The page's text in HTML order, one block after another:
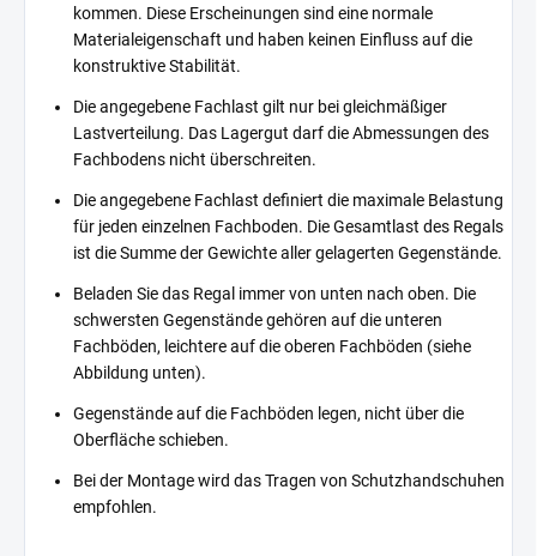
kommen. Diese Erscheinungen sind eine normale
Materialeigenschaft und haben keinen Einfluss auf die
konstruktive Stabilität.
Die angegebene Fachlast gilt nur bei gleichmäßiger
Lastverteilung. Das Lagergut darf die Abmessungen des
Fachbodens nicht überschreiten.
Die angegebene Fachlast definiert die maximale Belastung
für jeden einzelnen Fachboden. Die Gesamtlast des Regals
ist die Summe der Gewichte aller gelagerten Gegenstände.
Beladen Sie das Regal immer von unten nach oben. Die
schwersten Gegenstände gehören auf die unteren
Fachböden, leichtere auf die oberen Fachböden (siehe
Abbildung unten).
Gegenstände auf die Fachböden legen, nicht über die
Oberfläche schieben.
Bei der Montage wird das Tragen von Schutzhandschuhen
empfohlen.